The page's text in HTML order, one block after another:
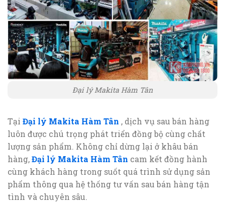
Đại lý Makita Hàm Tân
Tại Đại lý Makita Hàm Tân , dịch vụ sau bán hàng
luôn được chú trọng phát triển đồng bộ cùng chất
lượng sản phẩm. Không chỉ dừng lại ở khâu bán
hàng,Đại lý Makita Hàm Tân cam kết đồng hành
cùng khách hàng trong suốt quá trình sử dụng sản
phẩm thông qua hệ thống tư vấn sau bán hàng tận
tình và chuyên sâu.